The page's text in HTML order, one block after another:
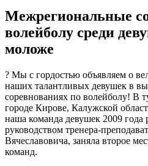
Межрегиональные
волейболу среди
моложе
? Мы с гордостью объявляем о
наших талантливых девушек в
соревнованиях по волейболу! В
городе Кирове, Калужской
наша команда девушек 2009
руководством тренера-
Вячеславовича, заняла второе
команд.